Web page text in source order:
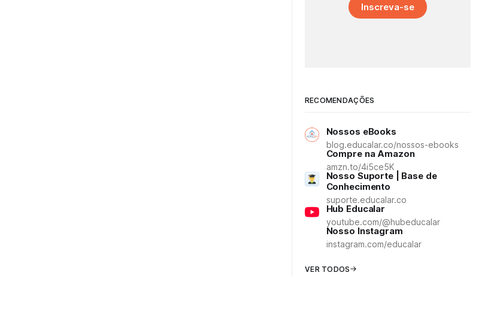
Inscreva-se
RECOMENDAÇÕES
Nossos eBooks
blog.educalar.co/nossos-ebooks
Compre na Amazon
amzn.to/4i5ce5K
Nosso Suporte | Base de
Conhecimento
suporte.educalar.co
Hub Educalar
youtube.com/@hubeducalar
Nosso Instagram
instagram.com/educalar
VER TODOS